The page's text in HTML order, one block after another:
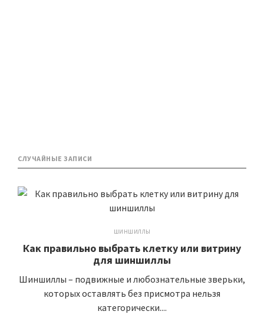
СЛУЧАЙНЫЕ ЗАПИСИ
ШИНШИЛЛЫ
Как правильно выбрать клетку или витрину
для шиншиллы
Шиншиллы – подвижные и любознательные зверьки,
которых оставлять без присмотра нельзя
категорически....